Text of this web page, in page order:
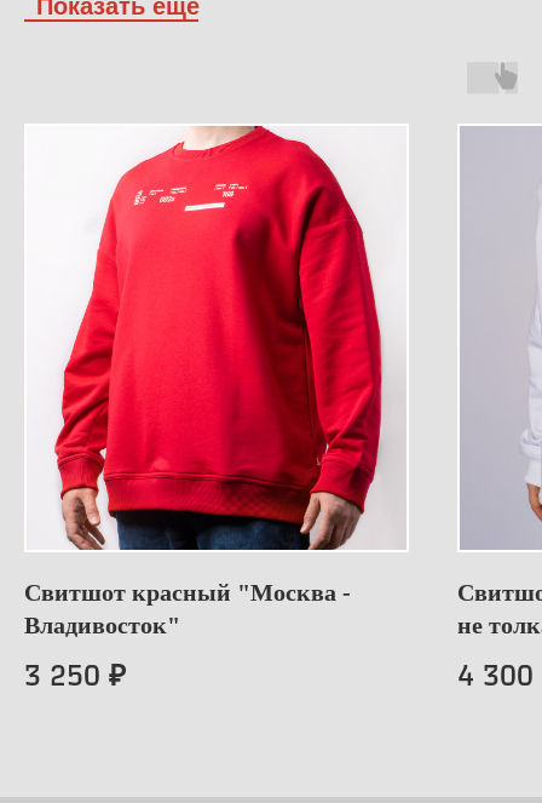
Показать еще
Свитшот красный "Москва -
Владивосток"
3 250 ₽
не
4 300